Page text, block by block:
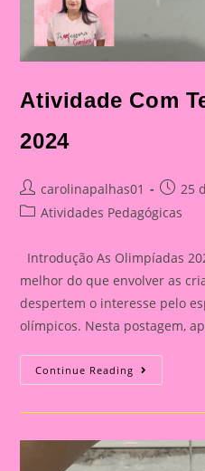
Atividade Com
2024
Post
author:
carolinapalhas01
Post25
PostAtividades Pedagógicas
Introdução As Olimpíadas
melhor do que envolver as
despertem o interesse pelo
olímpicos. Nesta postagem,
Continue Reading Atividade
Com